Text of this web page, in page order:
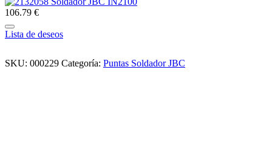
106.79 €
Lista de deseos
SKU: 000229 Categoría: Puntas Soldador JBC